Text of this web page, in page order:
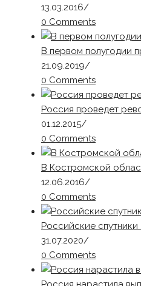
13.03.2016/
0 Comments
В первом полугодии
21.09.2019/
0 Comments
Россия проведет
01.12.2015/
0 Comments
В Костромской
12.06.2016/
0 Comments
Российские
31.07.2020/
0 Comments